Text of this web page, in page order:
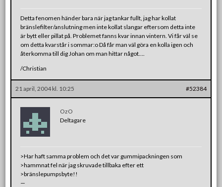
Detta fenomen händer bara när jag tankar fullt, jag har kollat
bränslefilter/anslutning men inte kollat slangar eftersom detta inte
är bytt eller pillat på. Problemet fanns kvar innan vintern. Vi får väl se
om detta kvarstår i sommar:o Då får man väl göra en kolla igen och
återkomma till dig Johan om man hittar något….
/Christian
21 april, 2004 kl. 10:25 #52384
OzO
Deltagare
>Har haft samma problem och det var gummipackningen som
>hammnat fel när jag skruvade tillbaka efter ett
>bränslepumpsbyte!!
—